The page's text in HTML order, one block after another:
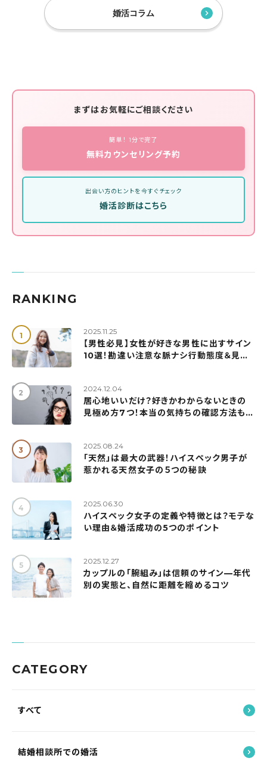
婚活コラム
まずはお気軽にご相談ください
簡単！ 1分で完了
無料カウンセリング予約
出会い方のヒントを今すぐチェック
婚活診断はこちら
RANKING
2025.11.25
【男性必見】女性が好きな男性に出すサイン
10選！勘違い注意な脈ナシ行動態度＆見極
2024.12.04
居心地いいだけ？好きかわからないときの
見極め方7つ！本当の気持ちの確認方法も紹
2025.08.24
「天然」は最大の武器！ハイスペック男子が
惹かれる天然女子の５つの秘訣
2025.06.30
ハイスペック女子の定義や特徴とは？モテな
い理由＆婚活成功の5つのポイント
2025.12.27
カップルの「腕組み」は信頼のサイン—年代
別の実態と、自然に距離を縮めるコツ
CATEGORY
すべて
結婚相談所での婚活